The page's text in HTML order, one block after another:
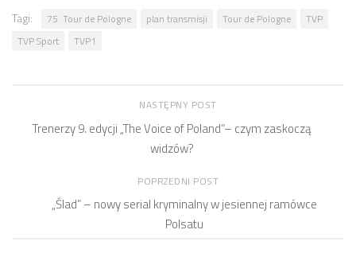
Tagi: 75. Tour de Pologne plan transmisji Tour de Pologne
TVP
TVP Sport
TVP1
NASTĘPNY POST
Trenerzy 9. edycji „The Voice of Poland”– czym zaskoczą
widzów?
POPRZEDNI POST
„Ślad” – nowy serial kryminalny w jesiennej ramówce
Polsatu